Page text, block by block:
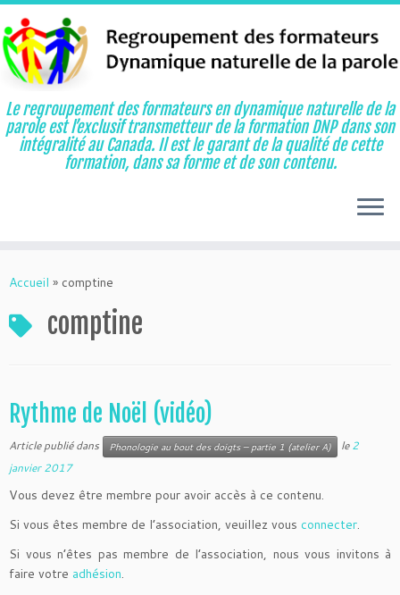
au
Le regroupement des formateurs en dynamique naturelle de la
parole est l’exclusif transmetteur de la formation DNP dans son
intégralité au Canada. Il est le garant de la qualité de cette
formation, dans sa forme et de son contenu.
Accueil » comptine
comptine
Rythme de Noël (vidéo)
Article publié dans Phonologie au bout des doigts – partie 1 (atelier A) le2
janvier 2017
Vous devez être membre pour avoir accès à ce contenu.
Si vous êtes membre de l’association, veuillez vous connecter.
Si vous n’êtes pas membre de l’association, nous vous invitons à
faire votre adhésion.